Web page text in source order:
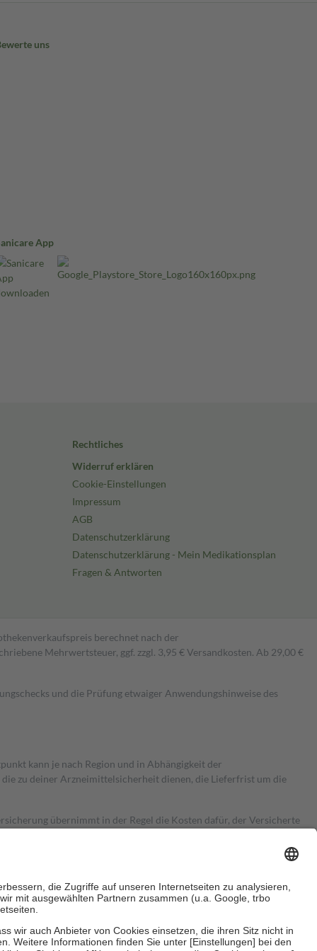
uns
App
Rechtliches
Widerruf erklären
Cookie-Einstellungen
Impressum
AGB
Datenschutzerklärung
Datenschutzerklärung - Mein Medikationsplan
Fragen & Antworten
berechnet nach der
Mehrwertsteuer, ggf. zzgl. 3,95 € Versandkosten. Ab 29,00 €
und die Prüfung etwaiger Anwendungshinweise des
kann je nach Region und in Abhängigkeit der
zu deiner Arzneimittelsicherheit dienen, die Lieferfrist um die
übernimmt in der Regel die Kosten dafür, der Versicherte
Es sind jedoch nie mehr als die tatsächlichen Kosten der Leistung
Zuzahlungen